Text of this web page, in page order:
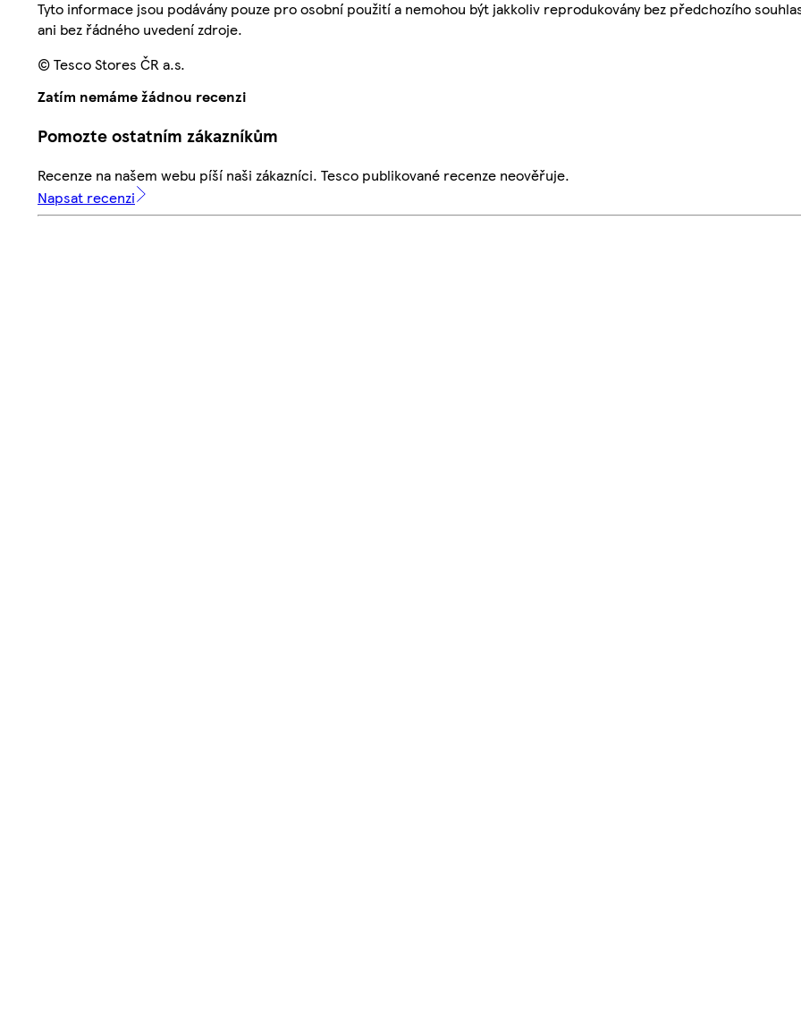
Tyto informace jsou podávány pouze pro osobní použití a nemohou být jakkoliv reprodukovány bez předchozího
ani bez řádného uvedení zdroje.
© Tesco Stores ČR a.s.
Zatím nemáme žádnou recenzi
Pomozte ostatním zákazníkům
Recenze na našem webu píší naši zákazníci. Tesco publikované recenze neověřuje.
Napsat recenzi